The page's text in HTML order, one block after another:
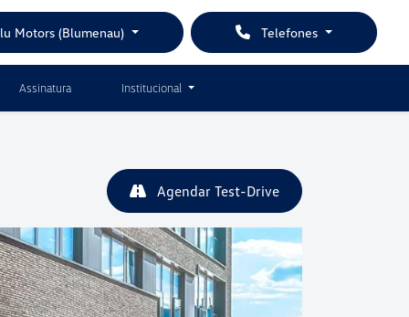
Telefones
Motors (Blumenau)
Assinatura Institucional
Agendar Test-Drive